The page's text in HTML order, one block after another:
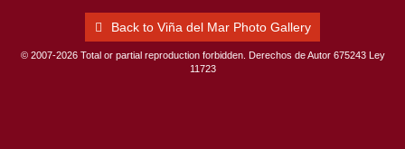
Back to Viña del Mar Photo Gallery
© 2007-2026 Total or partial reproduction forbidden. Derechos de Autor 675243 Ley
11723